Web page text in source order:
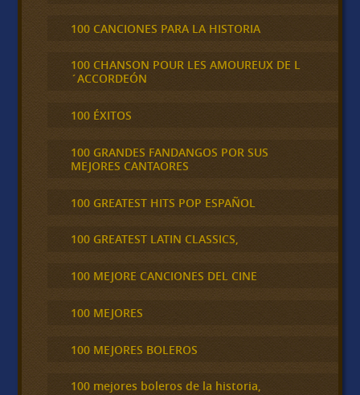
100 CANCIONES PARA LA HISTORIA
100 CHANSON POUR LES AMOUREUX DE L
´ACCORDEÓN
100 ÉXITOS
100 GRANDES FANDANGOS POR SUS
MEJORES CANTAORES
100 GREATEST HITS POP ESPAÑOL
100 GREATEST LATIN CLASSICS,
100 MEJORE CANCIONES DEL CINE
100 MEJORES
100 MEJORES BOLEROS
100 mejores boleros de la historia,